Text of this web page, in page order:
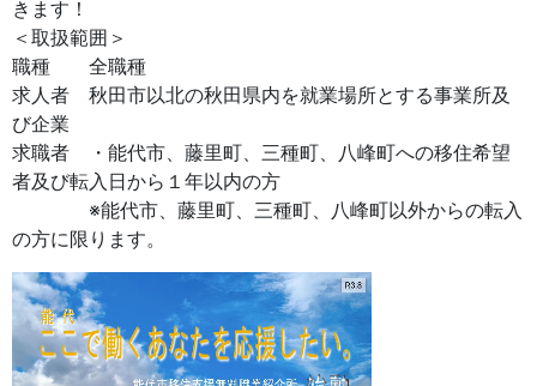
きます！
＜取扱範囲＞
職種 全職種
求人者 秋田市以北の秋田県内を就業場所とする事業所及
び企業
求職者 ・能代市、藤里町、三種町、八峰町への移住希望
者及び転入日から１年以内の方
※能代市、藤里町、三種町、八峰町以外からの転入
の方に限ります。